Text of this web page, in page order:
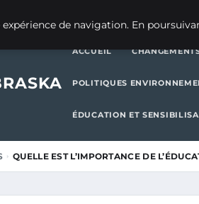
ACCUEIL
POLITIQUES
ÉDUCATION ET
QUELLE EST L’IMPORTANCE DE
de navigation. En